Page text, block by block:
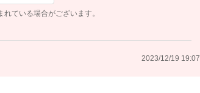
ている場合がございます。
2023/12/19 19:07